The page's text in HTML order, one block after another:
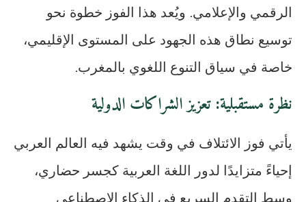
الرقمي والإعلامي. ويُعد هذا الفوز خطوة نحو
توسيع نطاق هذه الجهود على المستوى الإقليمي،
خاصة في سياق التنوع اللغوي بالمغرب.
نظرة مستقبلية: تعزيز الشراكات الدولية
يأتي فوز الائتلاف في وقت يشهد فيه العالم العربي
إحياءً متزايدًا لدور اللغة العربية كجسر حضاري،